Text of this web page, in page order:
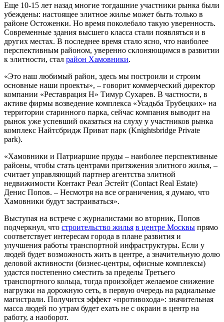
Еще 10-15 лет назад многие тогдашние участники рынка были
убеждены: настоящее элитное жилье может быть только в
районе Остоженки. Но время поколебало такую уверенность.
Современные здания высшего класса стали появляться и в
других местах. В последнее время стало ясно, что наиболее
перспективным районом, уверенно склоняющимся в развитии
к элитности, стал район Хамовники.
«Это наш любимый район, здесь мы построили и строим
основные наши проекты», – говорит коммерческий директор
компании «Реставрация Н» Тимур Сухарев. В частности, в
активе фирмы возведение комплекса «Усадьба Трубецких» на
территории старинного парка, сейчас компания выводит на
рынок уже успевший оказаться на слуху у участников рынка
комплекс Найтсбридж Приват парк (Knightsbridge Private
park).
«Хамовники и Патриаршие пруды – наиболее перспективные
районы, чтобы стать центрами притяжения элитного жилья, –
считает управляющий партнер агентства элитной
недвижимости Контакт Реал Эстейт (Contact Real Estate)
Денис Попов. – Несмотря на все ограничения, я думаю, что
Хамовники будут застраиваться».
Выступая на встрече с журналистами во вторник, Попов
подчеркнул, что строительство жилья в центре Москвы прямо
соответствует интересам города в плане развития и
улучшения работы транспортной инфраструктуры. Если у
людей будет возможность жить в центре, а значительную долю
деловой активности (бизнес-центры, офисные комплексы)
удастся постепенно сместить за пределы Третьего
транспортного кольца, тогда произойдет желаемое снижение
нагрузки на дорожную сеть, в первую очередь на радиальные
магистрали. Получится эффект «противохода»: значительная
масса людей по утрам будет ехать не с окраин в центр на
работу, а наоборот.